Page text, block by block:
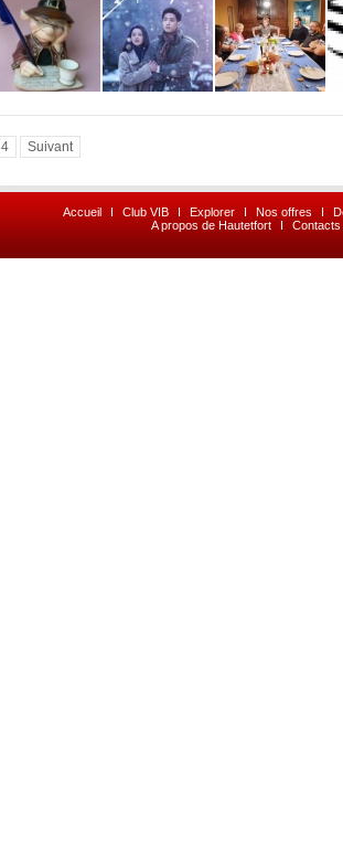
4 Suivant
Accueil I Club VIB I Explorer I Nos offres I
A propos de Hautetfort
I Contacts